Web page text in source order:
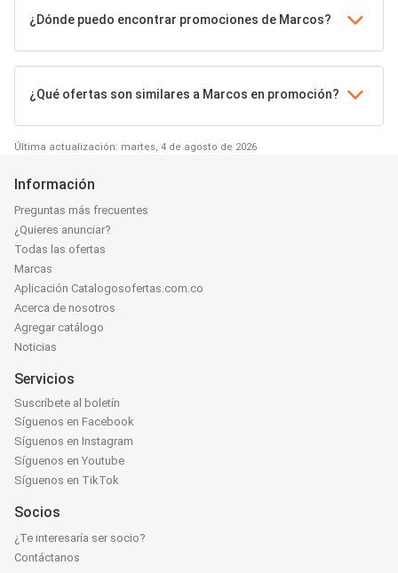
¿Dónde puedo encontrar promociones de Marcos?
¿Qué ofertas son similares a Marcos en promoción?
Última actualización: martes, 4 de agosto de 2026
Información
Preguntas más frecuentes
¿Quieres anunciar?
Todas las ofertas
Marcas
Aplicación Catalogosofertas.com.co
Acerca de nosotros
Agregar catálogo
Noticias
Servicios
Suscríbete al boletín
Síguenos en Facebook
Síguenos en Instagram
Síguenos en Youtube
Síguenos en TikTok
Socios
¿Te interesaría ser socio?
Contáctanos